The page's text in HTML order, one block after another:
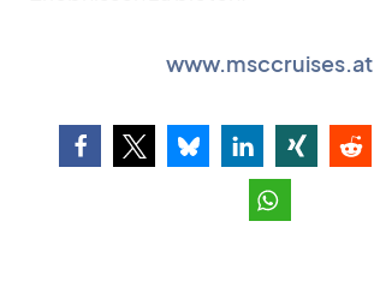
www.msccruises.at